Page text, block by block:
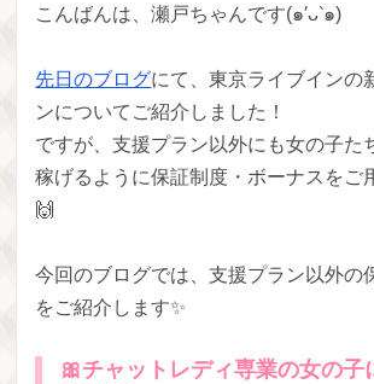
こんばんは、瀬戸ちゃんです(๑′ᴗ‵๑)
先日のブログにて、東京ライブインの
ンについてご紹介しました！
ですが、支援プラン以外にも女の子た
稼げるように保証制度・ボーナスをご
🙌
今回のブログでは、支援プラン以外の
をご紹介します✨
🎀チャットレディ専業の女の子